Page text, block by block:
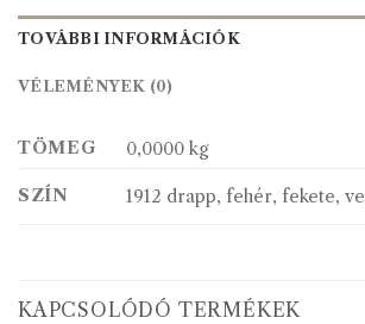
TOVÁBBI INFORMÁCIÓK
VÉLEMÉNYEK (0)
TÖMEG 0,0000 kg
SZÍN 1912 drapp, fehér, fekete,
KAPCSOLÓDÓ TERMÉKEK